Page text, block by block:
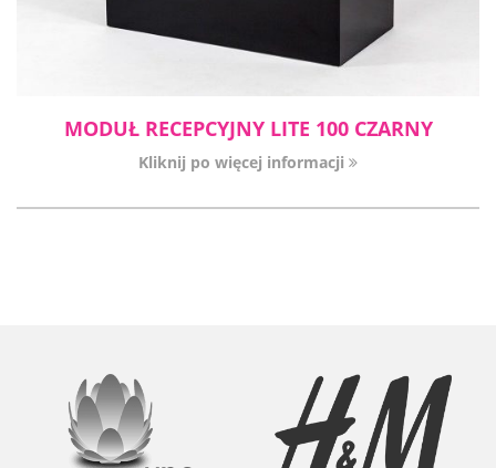
MODUŁ RECEPCYJNY LITE 100 CZARNY
Kliknij po więcej informacji